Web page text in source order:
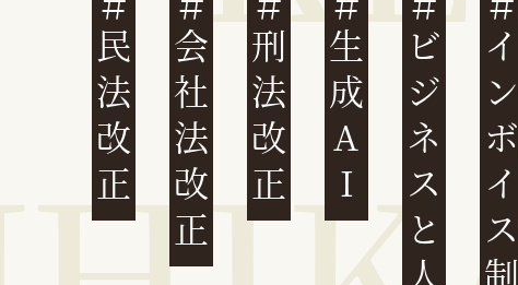
民法改正 会社法改正 刑法改正 生成AI ビジネスと人権インボイス制度